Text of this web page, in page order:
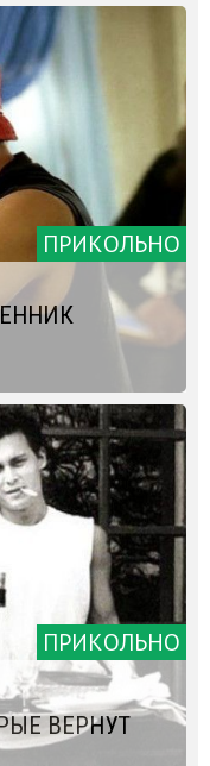
ПРИКОЛЬНО
ПРИКОЛЬНО
ВЕРНУТ